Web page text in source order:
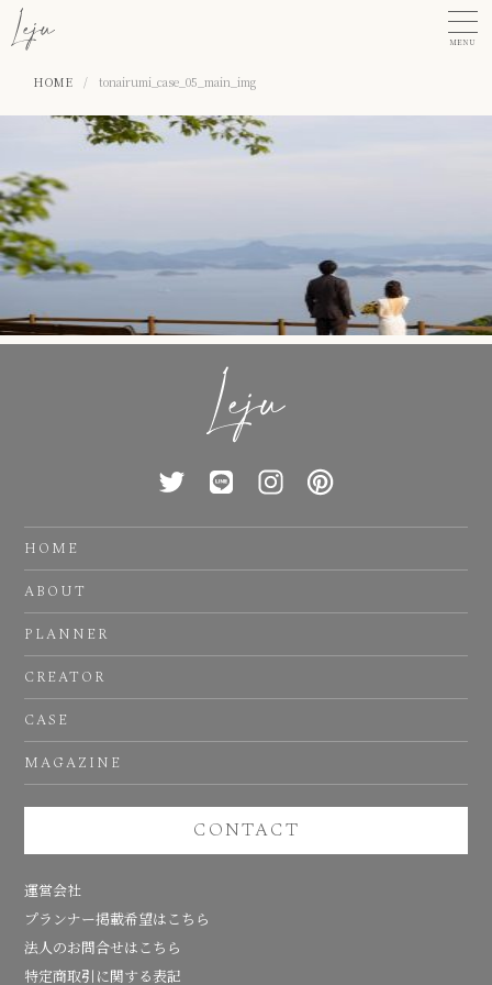
MENU
HOME / tonairumi_case_05_main_img
HOME
ABOUT
PLANNER
CREATOR
CASE
MAGAZINE
CONTACT
運営会社
プランナー掲載希望はこちら
法人のお問合せはこちら
特定商取引に関する表記